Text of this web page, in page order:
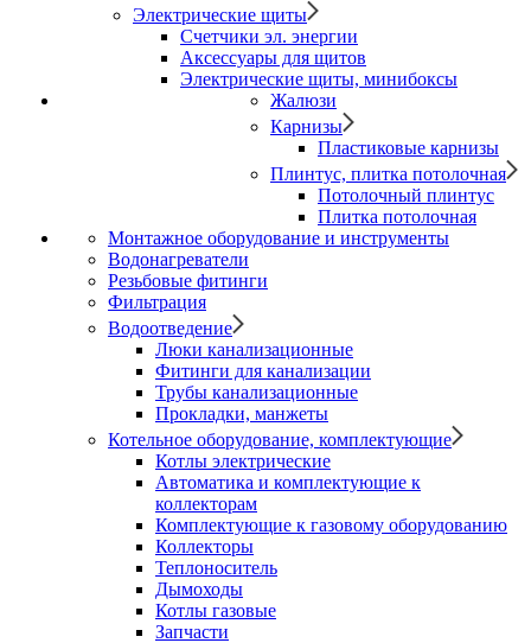
Электрические щиты
Счетчики эл. энергии
Аксессуары для щитов
Электрические щиты, минибоксы
Жалюзи
Карнизы
Пластиковые карнизы
Плинтус, плитка потолочная
Потолочный плинтус
Плитка потолочная
Монтажное оборудование и инструменты
Водонагреватели
Резьбовые фитинги
Фильтрация
Водоотведение
Люки канализационные
Фитинги для канализации
Трубы канализационные
Прокладки, манжеты
Котельное оборудование, комплектующие
Котлы электрические
Автоматика и комплектующие к
коллекторам
Комплектующие к газовому оборудованию
Коллекторы
Теплоноситель
Дымоходы
Котлы газовые
Запчасти